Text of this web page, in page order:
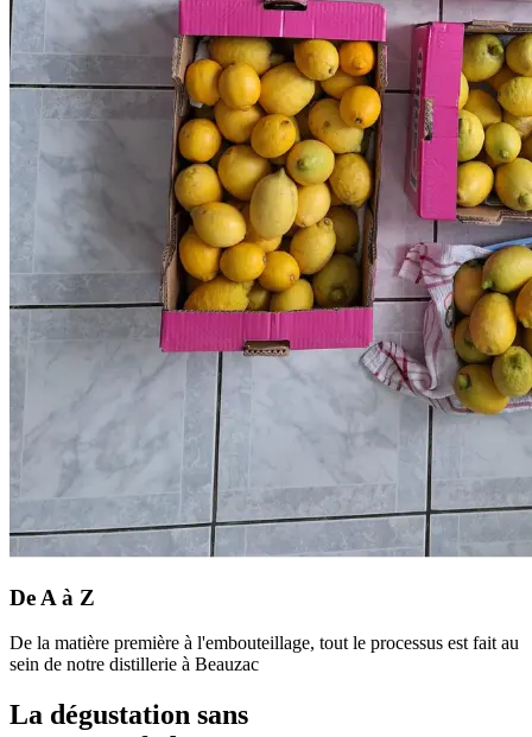
De A à Z
De la matière première à l'embouteillage, tout le processus est fait au
sein de notre distillerie à Beauzac
La dégustation sans